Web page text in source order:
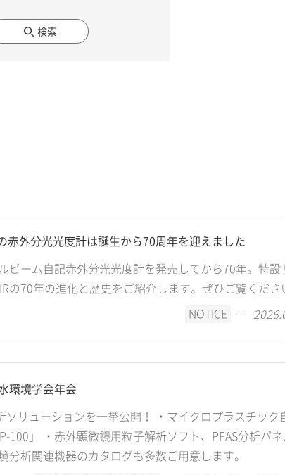
検索
赤外分光光度計は誕生から70周年を迎えました
ビーム自記赤外分光光度計を発売してから70年。特設
の70年の進化と歴史をご紹介します。ぜひご覧くださ
NOTICE
環境学会年会
ソリューションを一挙公開！ ・マイクロプラスチック
100」 ・赤外顕微鏡用粒子解析ソフト、PFAS分析パネ
析関連機器のカタログも多数ご用意します。